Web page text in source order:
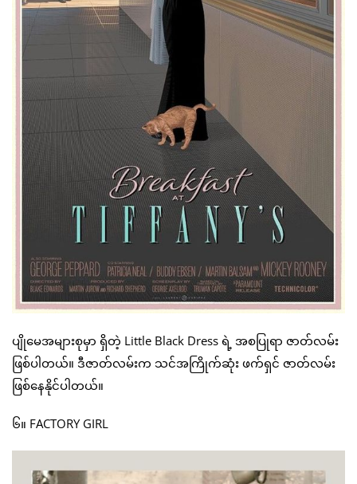
ပျိုမေအများစုမှာ ရှိတဲ့ Little Black Dress ရဲ့ အစပြုရာ ဇာတ်လမ်း
ဖြစ်ပါတယ်။ ဒီဇာတ်လမ်းက သင်အကြိုက်ဆုံး ဖက်ရှင် ဇာတ်လမ်း
ဖြစ်နေနိုင်ပါတယ်။
၆။ FACTORY GIRL